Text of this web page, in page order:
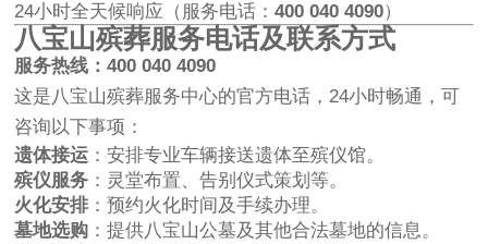
24小时全天候响应（服务电话：400 040 4090）
八宝山殡葬服务电话及联系方式
服务热线：400 040 4090
这是八宝山殡葬服务中心的官方电话，24小时畅通，可
咨询以下事项：
遗体接运 ：安排专业车辆接送遗体至殡仪馆。
殡仪服务 ：灵堂布置、告别仪式策划等。
火化安排 ：预约火化时间及手续办理。
墓地选购 ：提供八宝山公墓及其他合法墓地的信息。